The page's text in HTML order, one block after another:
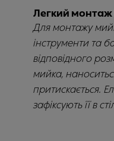
Легкий монтаж
Для монтажу
інструменти та
відповідного
мийка,
притискається.
зафіксують її в